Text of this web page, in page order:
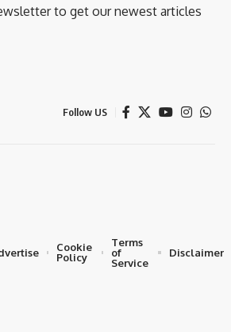
to get our newest articles
Follow US
Cookie
Policy
Terms
of
Service
Disclaimer